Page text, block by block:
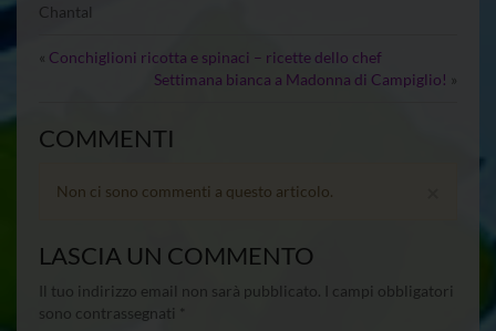
Chantal
« Conchiglioni ricotta e spinaci – ricette dello chef
Settimana bianca a Madonna di Campiglio! »
COMMENTI
Non ci sono commenti a questo articolo.
LASCIA UN COMMENTO
Il tuo indirizzo email non sarà pubblicato.
I campi obbligatori
sono contrassegnati